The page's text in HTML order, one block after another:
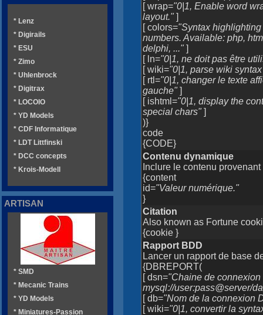
[ wrap="0|1, Enable word
layout."]
[ colors="Syntax
numbers. Available: php,
delphi, ..."]
[ ln="0|1, ne doit pas être
[ wiki="0|1, parse wiki
[ rtl="0|1, changer le texte
gauche"]
[ ishtml="0|1, display the
special chars"]
)}
code
{CODE}
Contenu dynamique
Inclure le contenu
{content
id="Valeur numérique."
}
Citation
Also known as Fortune
{cookie }
Rapport BDD
Lancer un rapport de base
{DBREPORT(
[ dsn="Chaine de
mysql://user:pass@server/
[ db="Nom de la connexion
[ wiki="0|1, convertir la
* Lenz
* Digirails
* ESU
* Zimo
* Uhlenbrock
* Digitrax
* LOCOIO
* YD Models
* CDF Informatique
* LDT Littfinski
* DCC concepts
* Krois-Modell
ARTISAN
* SMD
* Mecanic Trains
* YD Models
* Miniatures-Passion